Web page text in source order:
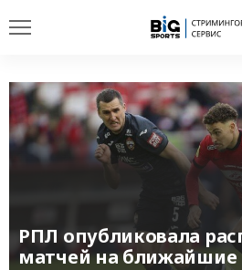
РПЛ опубликовала
матчей на ближайшие